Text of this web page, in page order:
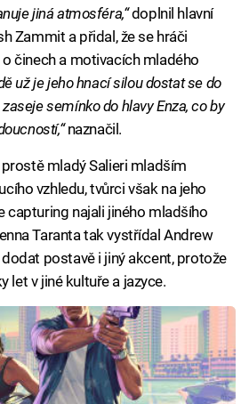
jiná atmosféra,“doplnil hlavní
Zammit a přidal, že se hráči
činech a motivacích mladého
už je jeho hnací silou dostat se do
semínko do hlavy Enza, co by
naznačil.
mladý Salieri mladším
vzhledu, tvůrci však na jeho
capturing najali jiného mladšího
Taranta tak vystřídal Andrew
postavě i jiný akcent, protože
let v jiné kultuře a jazyce.